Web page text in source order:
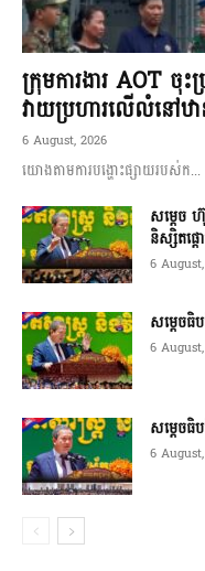
ក្រុមការងារ AOT ចុ
វាយប្រហារលើលំនៅឋ
6 August, 2026
យោងតាមការបង្ហោះផ្សាយរបស់ក...
សម្តេច
និស្សិតផ្
6
សម្តេច
6
សម្តេច
6